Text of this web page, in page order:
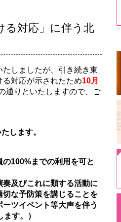
る対応」に伴う北
しましたが、引き続き東
対応が示されたため10月
通りといたしますので、ご
します。
100%までの利用を可と
奏及びこれに類する活動に
な予防策を講じることを
ツイベント等大声を伴う
す。）